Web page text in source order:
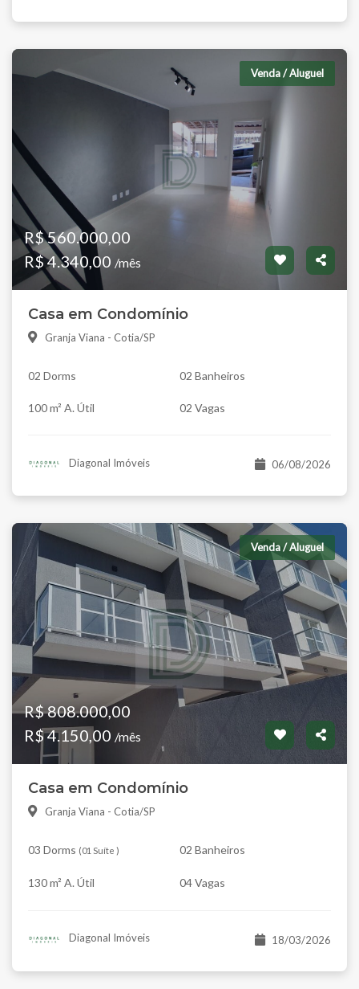
Venda / Aluguel
R$ 560.000,00
R$ 4.340,00 /mês
Casa em Condomínio
Granja Viana - Cotia/SP
02 Dorms 02 Banheiros
100 m² A. Útil 02 Vagas
Diagonal Imóveis 06/08/2026
Venda / Aluguel
R$ 808.000,00
R$ 4.150,00 /mês
Casa em Condomínio
Granja Viana - Cotia/SP
03 Dorms (01 Suíte ) 02 Banheiros
130 m² A. Útil 04 Vagas
Diagonal Imóveis 18/03/2026